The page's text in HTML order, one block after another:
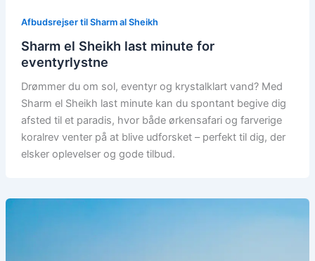
Afbudsrejser til Sharm al Sheikh
Sharm el Sheikh last minute for
eventyrlystne
Drømmer du om sol, eventyr og krystalklart vand? Med
Sharm el Sheikh last minute kan du spontant begive dig
afsted til et paradis, hvor både ørkensafari og farverige
koralrev venter på at blive udforsket – perfekt til dig, der
elsker oplevelser og gode tilbud.